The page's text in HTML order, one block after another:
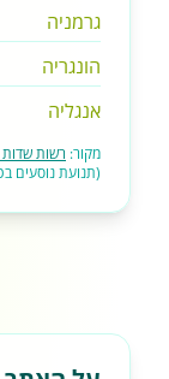
גרמניה
הונגריה
אנגליה
מקור: רשות שדות התעופה
(תנועת נוסעים